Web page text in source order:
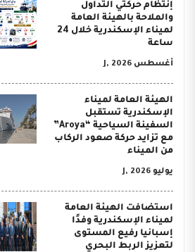
إنتظام حركتي التداول
والملاحة بالهيئة العامة
لميناء الإسكندرية خلال 24
ساعة
أغسطس J, 2026
الهيئة العامة لميناء
الإسكندرية تستقبل
السفينة السياحية “Aroya”
مع تزايد حركة صعود الركاب
من الميناء
يوليو J, 2026
استضافت الهيئة العامة
لميناء الإسكندرية وفدًا
إسبانيا رفيع المستوى
لتعزيز الربط البحري